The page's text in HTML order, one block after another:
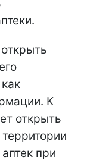
К
открыть
при